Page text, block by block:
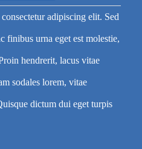
adipiscing elit. Sed
finibus urna eget est molestie,
hendrerit, lacus vitae
sodales lorem, vitae
dictum dui eget turpis